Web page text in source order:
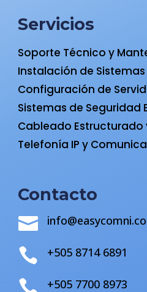
Servicios
Soporte Técnico y
Instalación de
Configuración de
Sistemas de Seguridad
Cableado Estructurado
Telefonía IP y
Contacto

 +505 8714 6891
 +505 7700 8973